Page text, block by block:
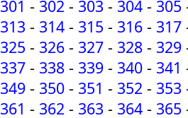
301 - 302 - 303 - 304 - 305
313 - 314 - 315 - 316 - 317
325 - 326 - 327 - 328 - 329
337 - 338 - 339 - 340 - 341
349 - 350 - 351 - 352 - 353
361 - 362 - 363 - 364 - 365